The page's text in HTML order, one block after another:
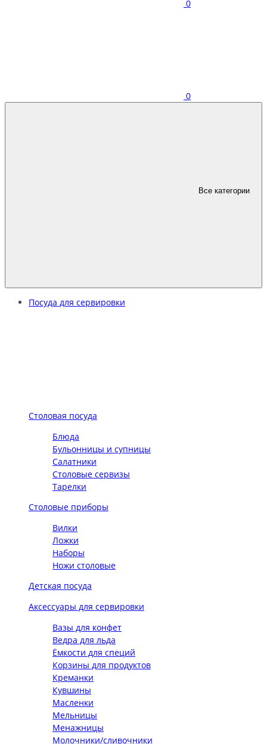
0
0
Все категории
Посуда для сервировки
Столовая посуда
Блюда
Бульонницы и супницы
Салатники
Столовые сервизы
Тарелки
Столовые приборы
Вилки
Ложки
Наборы
Ножи столовые
Детская посуда
Аксессуары для сервировки
Вазы для конфет
Ведра для льда
Ёмкости для специй
Корзины для продуктов
Креманки
Кувшины
Масленки
Мельницы
Менажницы
Молочники/сливочники